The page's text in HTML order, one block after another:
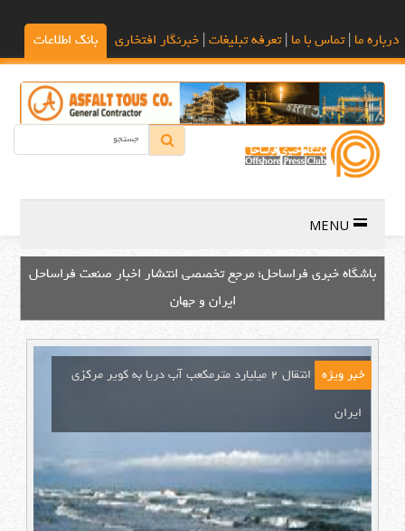
درباره ما |تماس با ما |تعرفه تبلیغات خبرنگار افتخاری بانک اطلاعات
MENU
باشگاه خبری فراساحل؛ مرجع تخصصی انتشار اخبار صنعت فراساحل
ایران و جهان
خبر ویژه انتقال ۲ میلیارد مترمکعب آب دریا به کویر مرکزی
ایران